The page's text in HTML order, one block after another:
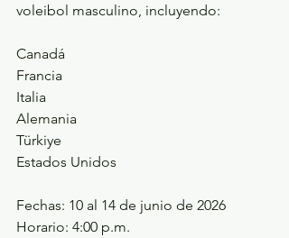
voleibol masculino, incluyendo:
Canadá
Francia
Italia
Alemania
Türkiye
Estados Unidos
Fechas: 10 al 14 de junio de 2026
Horario: 4:00 p.m.